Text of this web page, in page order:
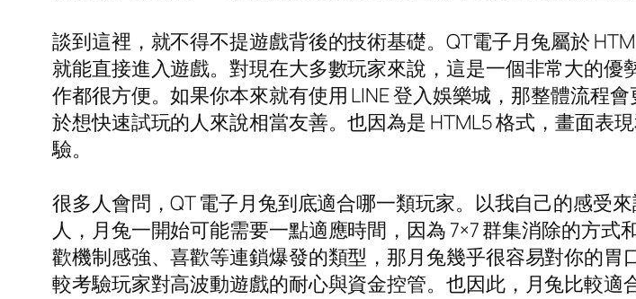
談到這裡，就不得不提遊戲背後的技術基礎。QT電子月兔屬於
就能直接進入遊戲。對現在大多數玩家來說，這是一個非常大的
作都很方便。如果你本來就有使用 LINE 登入娛樂城，那整體流程
於想快速試玩的人來說相當友善。也因為是 HTML5 格式，畫面表
驗。
很多人會問，QT 電子月兔到底適合哪一類玩家。以我自己的感受
人，月兔一開始可能需要一點適應時間，因為 7×7 群集消除的方
歡機制感強、喜歡等連鎖爆發的類型，那月兔幾乎很容易對你的
較考驗玩家對高波動遊戲的耐心與資金控管。也因此，月兔比較適